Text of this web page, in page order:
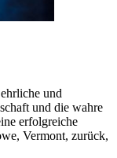
und
und die wahre
erfolgreiche
Vermont, zurück,